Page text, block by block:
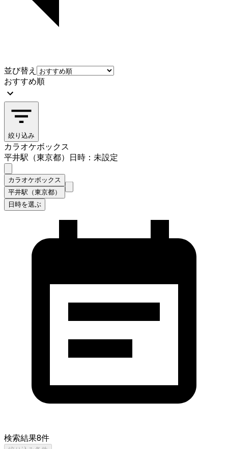
並び替え
おすすめ順
絞り込み
カラオケボックス
平井駅（東京都）
日時：未設定
カラオケボックス
平井駅（東京都）
日時を選ぶ
検索結果8件